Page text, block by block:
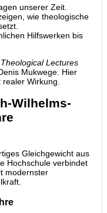
unserer Zeit.
wie theologische
Hilfswerken bis
Lectures
Mukwege. Hier
Wirkung.
Wilhelms-
Gleichgewicht aus
Hochschule verbindet
modernster